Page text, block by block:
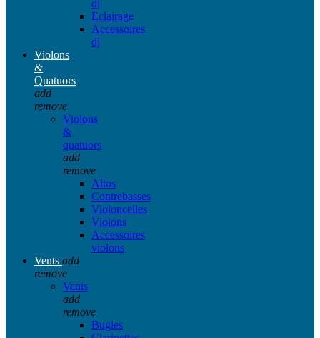
dj
Eclairage
Accessoires
dj
Violons
&
Quatuors
add
remove
Violons
&
quatuors
add
remove
Altos
Contrebasses
Violoncelles
Violons
Accessoires
violons
Vents add
remove
Vents
add
remove
Bugles